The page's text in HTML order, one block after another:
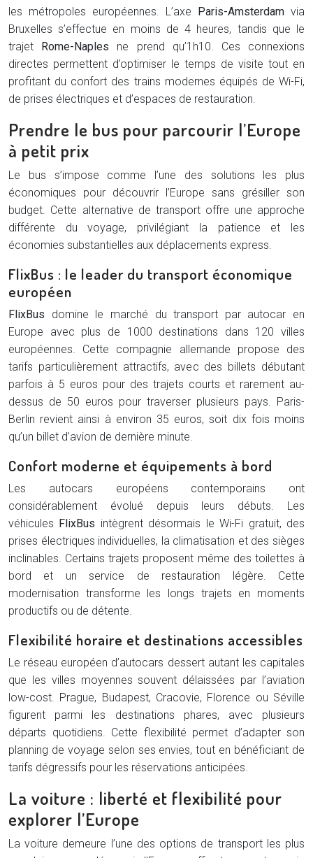
les métropoles européennes. L’axe Paris-Amsterdam via
Bruxelles s’effectue en moins de 4 heures, tandis que le
trajet Rome-Naples ne prend qu’1h10. Ces connexions
directes permettent d’optimiser le temps de visite tout en
profitant du confort des trains modernes équipés de Wi-Fi,
de prises électriques et d’espaces de restauration.
Prendre le bus pour parcourir l’Europe
à petit prix
Le bus s’impose comme l’une des solutions les plus
économiques pour découvrir l’Europe sans grésiller son
budget. Cette alternative de transport offre une approche
différente du voyage, privilégiant la patience et les
économies substantielles aux déplacements express.
FlixBus : le leader du transport économique
européen
FlixBus domine le marché du transport par autocar en
Europe avec plus de 1000 destinations dans 120 villes
européennes. Cette compagnie allemande propose des
tarifs particulièrement attractifs, avec des billets débutant
parfois à 5 euros pour des trajets courts et rarement au-
dessus de 50 euros pour traverser plusieurs pays. Paris-
Berlin revient ainsi à environ 35 euros, soit dix fois moins
qu’un billet d’avion de dernière minute.
Confort moderne et équipements à bord
Les autocars européens contemporains ont
considérablement évolué depuis leurs débuts. Les
véhicules FlixBus intègrent désormais le Wi-Fi gratuit, des
prises électriques individuelles, la climatisation et des sièges
inclinables. Certains trajets proposent même des toilettes à
bord et un service de restauration légère. Cette
modernisation transforme les longs trajets en moments
productifs ou de détente.
Flexibilité horaire et destinations accessibles
Le réseau européen d’autocars dessert autant les capitales
que les villes moyennes souvent délaissées par l’aviation
low-cost. Prague, Budapest, Cracovie, Florence ou Séville
figurent parmi les destinations phares, avec plusieurs
départs quotidiens. Cette flexibilité permet d’adapter son
planning de voyage selon ses envies, tout en bénéficiant de
tarifs dégressifs pour les réservations anticipées.
La voiture : liberté et flexibilité pour
explorer l’Europe
La voiture demeure l’une des options de transport les plus